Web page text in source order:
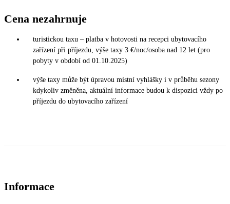
Cena nezahrnuje
turistickou taxu – platba v hotovosti na recepci ubytovacího
zařízení při příjezdu, výše taxy 3 €/noc/osoba nad 12 let (pro
pobyty v období od 01.10.2025)
výše taxy může být úpravou místní vyhlášky i v průběhu sezony
kdykoliv změněna, aktuální informace budou k dispozici vždy po
příjezdu do ubytovacího zařízení
Informace